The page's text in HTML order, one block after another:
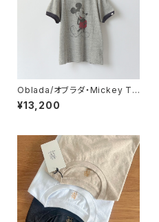
Oblada/オブラダ・Mickey Te
e
¥13,200